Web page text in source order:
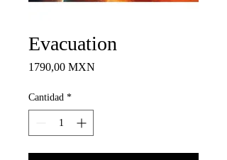
Evacuation
1790,00 MXN
Cantidad *